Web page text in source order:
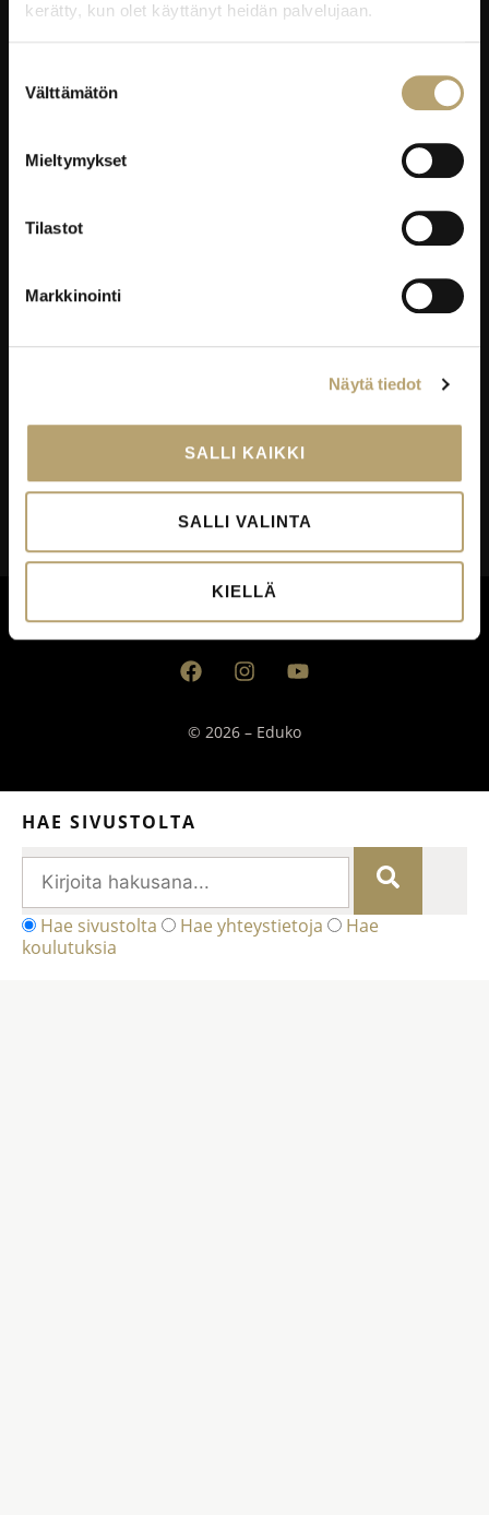
kerätty, kun olet käyttänyt heidän palvelujaan.
valinta
Välttämätön
Mieltymykset
Tilastot
Markkinointi
Näytä tiedot
SALLI KAIKKI
SALLI VALINTA
KIELLÄ
YRITYKSILLE
Kortti- ja pätevyyskoulutukset
Työelämässä oppiminen
EduKo koulutus- ja yrityspalvelut Oy
EDUKO
Yhteystiedot
Todistukset
Saavutettavuusseloste
© 2026 – Eduko
Palautekanavat
HAE SIVUSTOLTA
Hae sivustolta Hae yhteystietoja
Hae
koulutuksia